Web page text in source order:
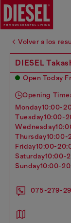
Volver a los
DIESEL
Open Today
Opening
monday10:00-
tuesday10:00-
wednesday
thursday10:00-
friday10:00-
saturday10:00-
sunday10:00-
075-279-